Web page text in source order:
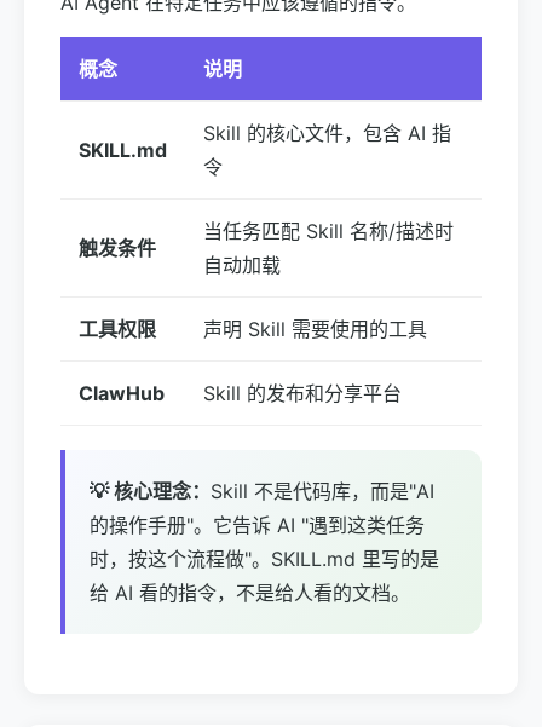
概念 说明
SKILL.md
Skill 的核心文件，包含 AI 指
令
触发条件
当任务匹配 Skill 名称/描述时
自动加载
工具权限 声明 Skill 需要使用的工具
ClawHub Skill 的发布和分享平台
💡 核心理念： Skill 不是代码库，而是"AI
的操作手册"。它告诉 AI "遇到这类任务
时，按这个流程做"。SKILL.md 里写的是
给 AI 看的指令，不是给人看的文档。